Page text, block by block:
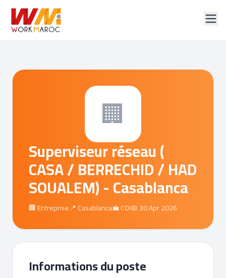
🏢
Superviseur réseau (
CASA / BERRECHID / HAD
SOUALEM) - Casablanca
🏢 Entreprise📍 Casablanca💼 CDI📅 30 Apr 2026
Informations du poste